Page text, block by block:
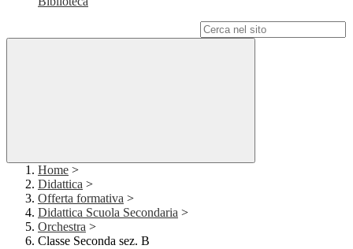
Home >
Didattica >
Offerta formativa >
Didattica Scuola Secondaria >
Orchestra >
Classe Seconda sez. B